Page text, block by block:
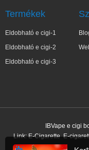
Termékek
Eldobható e cigi-1
Eldobható e cigi-2
Eldobható e cigi-3
IBVape e cigi
Link: E-Cigarette E-